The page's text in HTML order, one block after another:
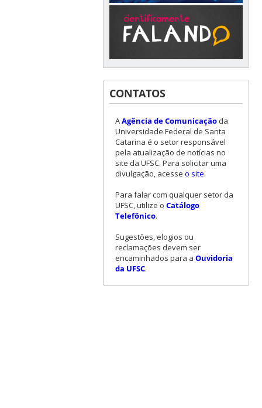
CONTATOS
AAgência de Comunicaçãoda
Universidade Federal de Santa
Catarina é o setor responsável
pela atualização de notícias no
site da UFSC. Para solicitar uma
divulgação, acesse o site.
Para falar com qualquer setor da
UFSC, utilize o Catálogo
Telefônico.
Sugestões, elogios ou
reclamações devem ser
encaminhados para a Ouvidoria
da UFSC.